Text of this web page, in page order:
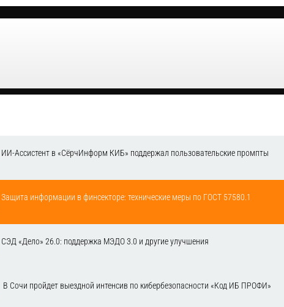
ИИ-Ассистент в «СёрчИнформ КИБ» поддержал пользовательские промпты
Защита информации в финсекторе: технические меры по ГОСТ 57580.1
СЭД «Дело» 26.0: поддержка МЭДО 3.0 и другие улучшения
​ В Сочи пройдет выездной интенсив по кибербезопасности «Код ИБ ПРОФИ»